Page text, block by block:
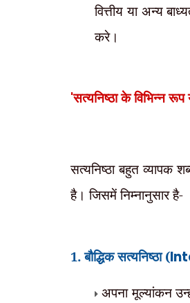
वित्तीय या अन्य
करे।
'सत्यनिष्ठा के विभिन्न रूप
सत्यनिष्ठा बहुत व्यापक
है। जिसमें निम्नानुसार है-
1. बौद्धिक सत्यनिष्ठा (
अपना मूल्यांकन